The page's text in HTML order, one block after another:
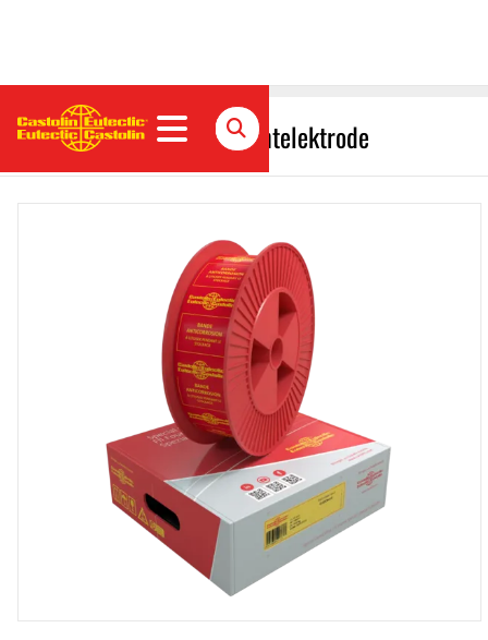
EnDOtec DO*24 S Fülldrahtelektrode